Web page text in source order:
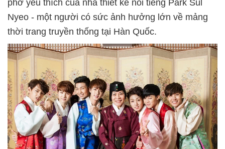
phở yêu thích của nhà thiết kế nổi tiếng Park Sul
Nyeo - một người có sức ảnh hưởng lớn về mảng
thời trang truyền thống tại Hàn Quốc.